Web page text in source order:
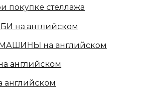
покупке стеллажа
на английском
на английском
английском
английском